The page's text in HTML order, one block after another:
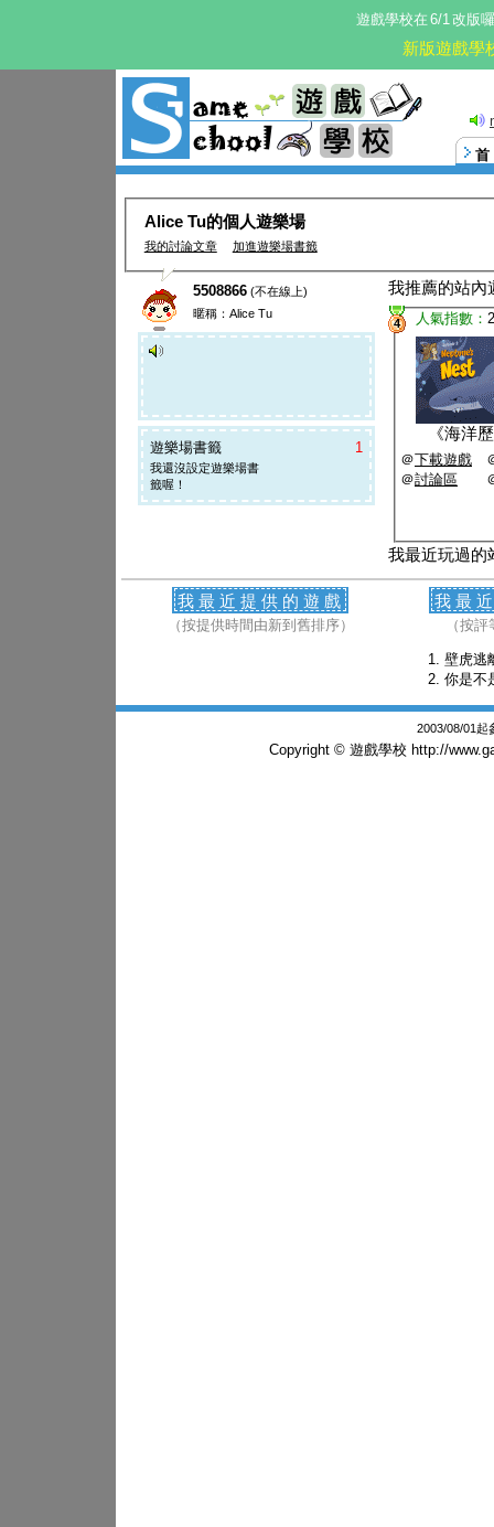
遊戲學校在 6/1改版
新版遊戲學
Alice Tu的個人遊樂場
我的討論文章 加進遊樂場書籤
5508866 (不在線上)
暱稱：Alice Tu
遊樂場書籤 1
我還沒設定遊樂場書
籤喔！
我推薦的站內
4 人氣指數：
《海洋
＠下載遊戲
＠討論區
我最近玩過的
我最近提供的遊戲
（按提供時間由新到舊排序）
我最
（按
壁虎逃
你是不
2003/08/01起
Copyright © 遊戲學校 http://